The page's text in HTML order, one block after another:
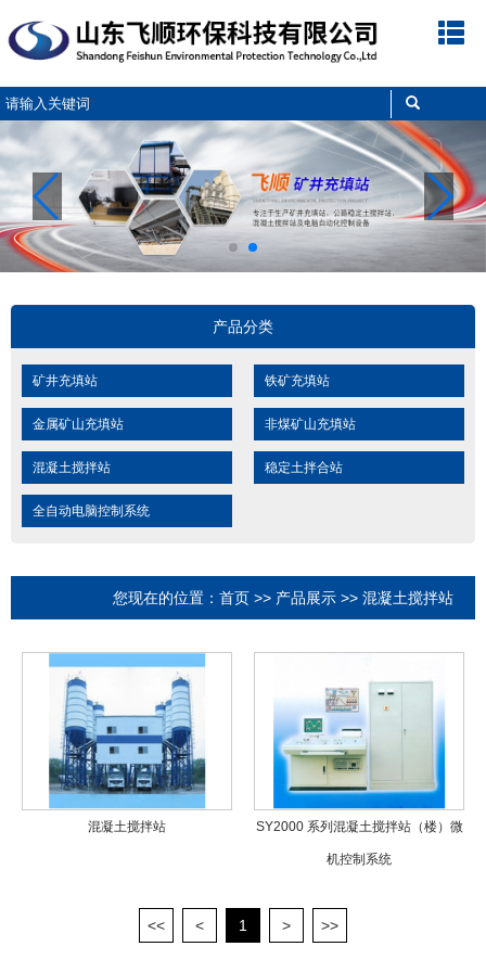
站
首
司
简
品
展
闻
中
程
案
决
方
业
文
系
我
产品分类
矿井充填站 铁矿充填站
金属矿山充填站 非煤矿山充填站
混凝土搅拌站 稳定土拌合站
全自动电脑控制系统
您现在的位置： 首页 >> 产品展示 >> 混凝土搅拌站
混凝土搅拌站 SY2000 系列混凝土搅拌站（楼）微
机控制系统
<< < 1 > >>